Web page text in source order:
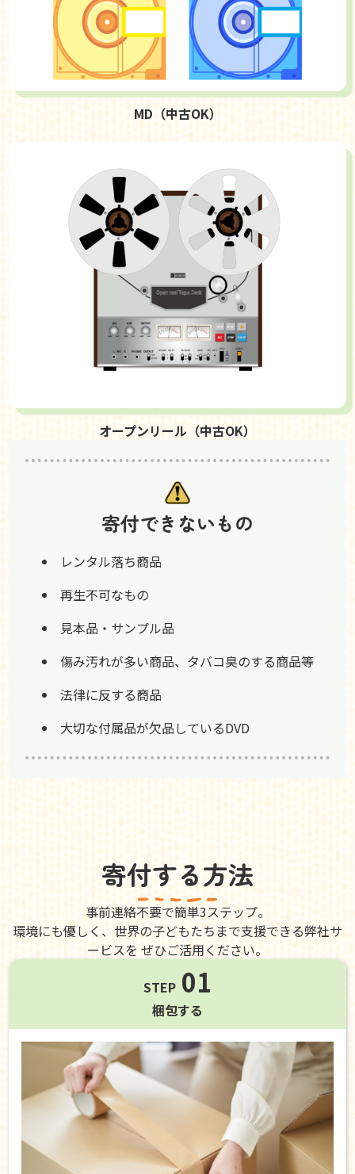
MD（中古OK）
オープンリール（中古OK）
寄付できないもの
レンタル落ち商品
再生不可なもの
見本品・サンプル品
傷み汚れが多い商品、タバコ臭のする商品等
法律に反する商品
大切な付属品が欠品しているDVD
寄付する方法
事前連絡不要で簡単3ステップ。
環境にも優しく、世界の子どもたちまで支援できる弊社サ
ービスを ぜひご活用ください。
STEP 01
梱包する